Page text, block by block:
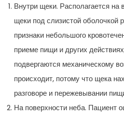
Внутри щеки. Располагается на
щеки под слизистой оболочкой
признаки небольшого
приеме пищи и других
подвергаются механическому
происходит, потому что щека
разговоре и пережевывании
На поверхности неба. Пациент